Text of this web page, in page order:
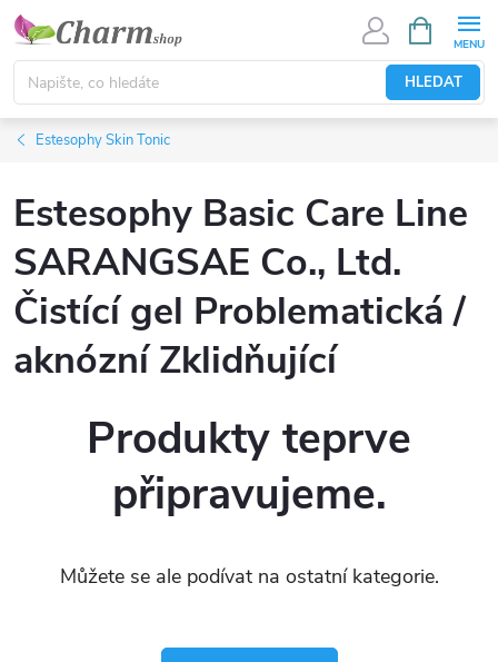
Přejít
obsah
HLEDAT
NÁKUPNÍ
KOŠÍK
Estesophy Skin Tonic
Estesophy Basic Care Line
SARANGSAE Co., Ltd.
Čistící gel Problematická /
aknózní Zklidňující
Produkty teprve
připravujeme.
Můžete se ale podívat na ostatní kategorie.